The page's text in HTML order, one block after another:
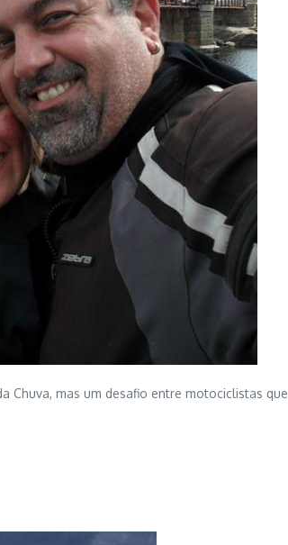
Chuva, mas um desafio entre motociclistas que